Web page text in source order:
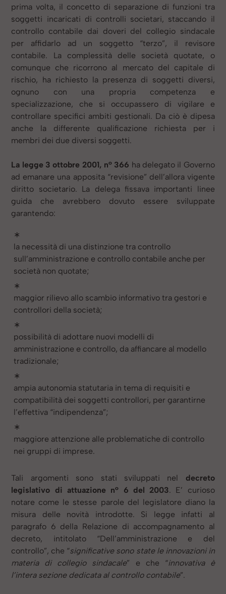
prima volta, il concetto di separazione di funzioni tra
soggetti incaricati di controlli societari, staccando il
controllo contabile dai doveri del collegio sindacale
per affidarlo ad un soggetto “terzo”, il revisore
contabile. La complessità delle società quotate, o
comunque che ricorrono al mercato del capitale di
rischio, ha richiesto la presenza di soggetti diversi,
ognuno con una propria competenza e
specializzazione, che si occupassero di vigilare e
controllare specifici ambiti gestionali. Da ciò è dipesa
anche la differente qualificazione richiesta per i
membri dei due diversi soggetti.
La legge 3 ottobre 2001, n° 366 ha delegato il Governo
ad emanare una apposita “revisione” dell’allora vigente
diritto societario. La delega fissava importanti linee
guida che avrebbero dovuto essere sviluppate
garantendo:
∗
la necessità di una distinzione tra controllo
sull’amministrazione e controllo contabile anche per
società non quotate;
∗
maggior rilievo allo scambio informativo tra gestori e
controllori della società;
∗
possibilità di adottare nuovi modelli di
amministrazione e controllo, da affiancare al modello
tradizionale;
∗
ampia autonomia statutaria in tema di requisiti e
compatibilità dei soggetti controllori, per garantirne
l’effettiva “indipendenza”;
∗
maggiore attenzione alle problematiche di controllo
nei gruppi di imprese.
Tali argomenti sono stati sviluppati nel decreto
legislativo di attuazione n° 6 del 2003. E’ curioso
notare come le stesse parole del legislatore diano la
misura delle novità introdotte. Si legge infatti al
paragrafo 6 della Relazione di accompagnamento al
decreto, intitolato “Dell’amministrazione e del
controllo”, che “significative sono state le innovazioni in
materia di collegio sindacale” e che “innovativa è
l’intera sezione dedicata al controllo contabile”.